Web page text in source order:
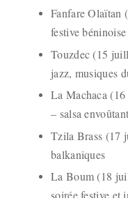
Fanfare Olaïtan
festive béninoise
Touzdec (15
jazz, musiques
La Machaca
– salsa
Tzila Brass (17
balkaniques
La Boum (18
soirée festive et